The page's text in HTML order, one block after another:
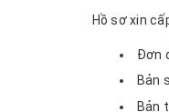
Hồ sơ xin
Đơn
Bản
Bản